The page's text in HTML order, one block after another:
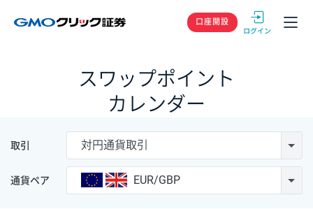
GMOクリック
口座開設
スワップポイント
カレンダー
取引 対円通貨取引
通貨ペア EUR/GBP